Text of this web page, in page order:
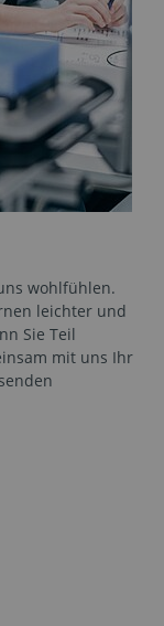
wohlfühlen.
leichter und
Sie Teil
mit uns Ihr